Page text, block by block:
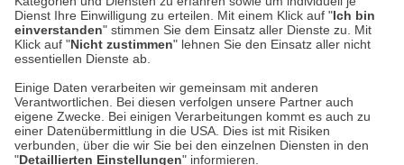
Dienst Ihre Einwilligung zu erteilen. Mit einem Klick auf "Ich bin
einverstanden" stimmen Sie dem Einsatz aller Dienste zu. Mit
Klick auf "Nicht zustimmen" lehnen Sie den Einsatz aller nicht
essentiellen Dienste ab.
Einige Daten verarbeiten wir gemeinsam mit anderen
Verantwortlichen. Bei diesen verfolgen unsere Partner auch
eigene Zwecke. Bei einigen Verarbeitungen kommt es auch zu
einer Datenübermittlung in die USA. Dies ist mit Risiken
verbunden, über die wir Sie bei den einzelnen Diensten in den
"Detaillierten Einstellungen" informieren.
weitere Information
Hier finden Sie uns im Netz
Cookie-Einstellungen in Ihrem Browser